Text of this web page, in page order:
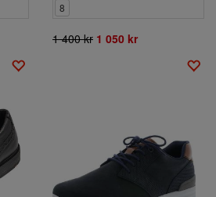
8
1 400 kr 1 050 kr